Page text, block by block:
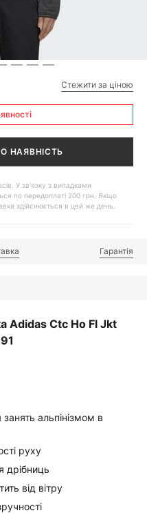
Стежити за ціною
НАЯВНІСТЬ
У зв'язку з випадками
по передоплаті 200 грн. Якщо
здійснюється в цей же день.
Гарантія
Adidas Ctc Ho Fl Jkt
альпінізмом в
руху
дрібниць
від вітру